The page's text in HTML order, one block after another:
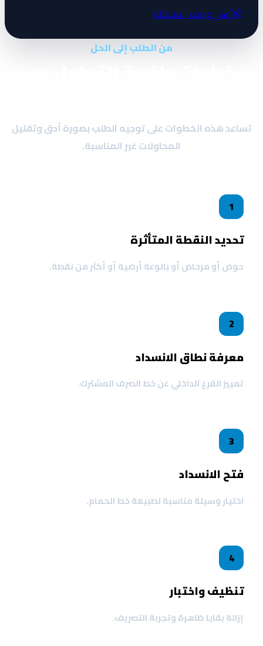
أرسل وصف المشكلة
من الطلب إلى الحل
هذه الخطوات على توجيه الطلب بصورة أدق وتقليل
المحاولات غير المناسبة.
تحديد النقطة المتأثرة
حوض أو مرحاض أو بالوعة أرضية أو أكثر من نقطة.
معرفة نطاق الانسداد
تمييز الفرع الداخلي عن خط الصرف المشترك.
فتح الانسداد
اختيار وسيلة مناسبة لطبيعة خط الحمام.
تنظيف واختبار
إزالة بقايا ظاهرة وتجربة التصريف.